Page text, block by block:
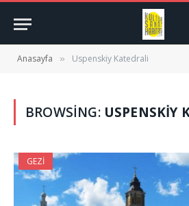
Anasayfa » Uspenskiy Katedrali
BROWSING: USPENSKIY
GEZI